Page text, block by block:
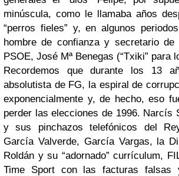
minúscula, como le llamaba años
“perros fieles” y, en algunos
hombre de confianza y secretario de
PSOE, José Mª Benegas (“Txiki” para
Recordemos que durante los 13
absolutista de FG, la espiral de
exponencialmente y, de hecho, eso
perder las elecciones de 1996. Narcís
y sus pinchazos telefónicos del
García Valverde, García Vargas, la
Roldán y su “adornado” currículum,
Time Sport con las facturas falsas